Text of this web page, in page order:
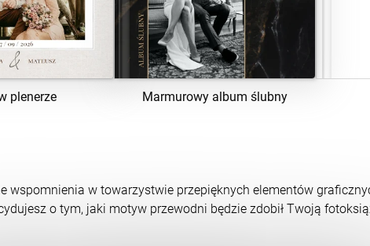
plenerze
SZABLON
Marmurowy album ślubny
ZOBACZ SZABLON
wspomnienia w towarzystwie przepięknych elementów
o tym, jaki motyw przewodni będzie zdobił Twoją